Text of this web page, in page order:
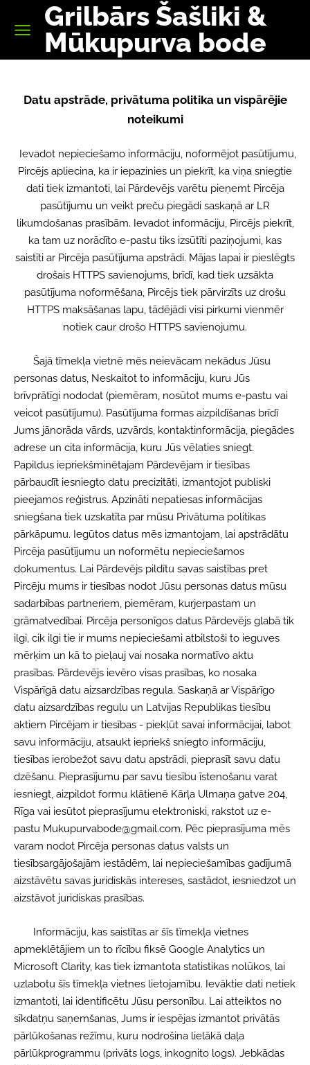
Grilbārs Šašliki &
Mūkupurva bode
Datu apstrāde, privātuma politika un vispārējie
noteikumi
Ievadot nepieciešamo informāciju, noformējot pasūtījumu,
Pircējs apliecina, ka ir iepazinies un piekrīt, ka viņa sniegtie
dati tiek izmantoti, lai Pārdevējs varētu pieņemt Pircēja
pasūtījumu un veikt preču piegādi saskaņā ar LR
likumdošanas prasībām. Ievadot informāciju, Pircējs piekrīt,
ka tam uz norādīto e-pastu tiks izsūtīti paziņojumi, kas
saistīti ar Pircēja pasūtījuma apstrādi. Mājas lapai ir pieslēgts
drošais HTTPS savienojums, brīdī, kad tiek uzsākta
pasūtījuma noformēšana, Pircējs tiek pārvirzīts uz drošu
HTTPS maksāšanas lapu, tādējādi visi pirkumi vienmēr
notiek caur drošo HTTPS savienojumu.
Šajā tīmekļa vietnē mēs neievācam nekādus Jūsu
personas datus, Neskaitot to informāciju, kuru Jūs
brīvprātīgi nododat (piemēram, nosūtot mums e-pastu vai
veicot pasūtījumu). Pasūtījuma formas aizpildīšanas brīdī
Jums jānorāda vārds, uzvārds, kontaktinformācija, piegādes
adrese un cita informācija, kuru Jūs vēlaties sniegt.
Papildus iepriekšminētajam Pārdevējam ir tiesības
pārbaudīt iesniegto datu precizitāti, izmantojot publiski
pieejamos reģistrus. Apzināti nepatiesas informācijas
sniegšana tiek uzskatīta par mūsu Privātuma politikas
pārkāpumu. Iegūtos datus mēs izmantojam, lai apstrādātu
Pircēja pasūtījumu un noformētu nepieciešamos
dokumentus. Lai Pārdevējs pildītu savas saistības pret
Pircēju mums ir tiesības nodot Jūsu personas datus mūsu
sadarbības partneriem, piemēram, kurjerpastam un
grāmatvedībai. Pircēja personīgos datus Pārdevējs glabā tik
ilgi, cik ilgi tie ir mums nepieciešami atbilstoši to ieguves
mērķim un kā to pieļauj vai nosaka normatīvo aktu
prasības. Pārdevējs ievēro visas prasības, ko nosaka
Vispārīgā datu aizsardzības regula. Saskaņā ar Vispārīgo
datu aizsardzības regulu un Latvijas Republikas tiesību
aktiem Pircējam ir tiesības - piekļūt savai informācijai, labot
savu informāciju, atsaukt iepriekš sniegto informāciju,
tiesības ierobežot savu datu apstrādi, pieprasīt savu datu
dzēšanu. Pieprasījumu par savu tiesību īstenošanu varat
iesniegt, aizpildot formu klātienē Kārļa Ulmaņa gatve 204,
Rīga vai iesūtot pieprasījumu elektroniski, rakstot uz e-
pastu Mukupurvabode@gmail.com. Pēc pieprasījuma mēs
varam nodot Pircēja personas datus valsts un
tiesībsargājošajām iestādēm, lai nepieciešamības gadījumā
aizstāvētu savas juridiskās intereses, sastādot, iesniedzot un
aizstāvot juridiskas prasības.
Informāciju, kas saistītas ar šīs tīmekļa vietnes
apmeklētājiem un to rīcību fiksē Google Analytics un
Microsoft Clarity, kas tiek izmantota statistikas nolūkos, lai
uzlabotu šīs tīmekļa vietnes lietojamību. Ievāktie dati netiek
izmantoti, lai identificētu Jūsu personību. Lai atteiktos no
sīkdatņu saņemšanas, Jums ir iespējas izmantot privātās
pārlūkošanas režīmu, kuru nodrošina lielākā daļa
pārlūkprogrammu (privāts logs, inkognito logs). Jebkādas